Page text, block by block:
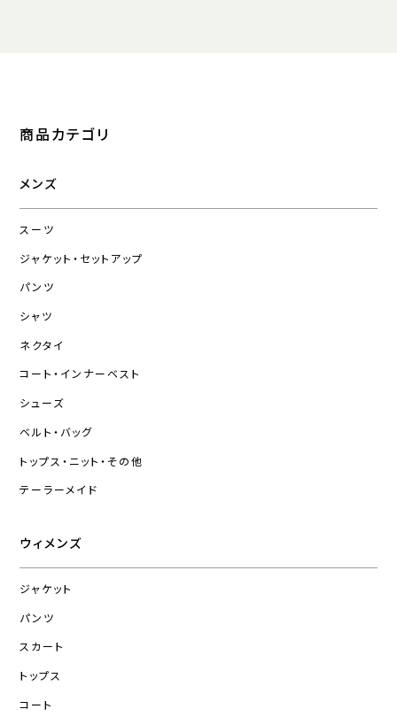
商品カテゴリ
メンズ
スーツ
ジャケット・セットアップ
パンツ
シャツ
ネクタイ
コート・インナーベスト
シューズ
ベルト・バッグ
トップス・ニット・その他
テーラーメイド
ウィメンズ
ジャケット
パンツ
スカート
トップス
コート